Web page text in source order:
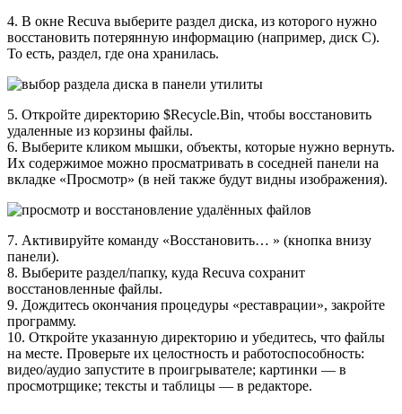
4. В окне Recuva выберите раздел диска, из которого нужно
восстановить потерянную информацию (например, диск С).
То есть, раздел, где она хранилась.
5. Откройте директорию $Recycle.Bin, чтобы восстановить
удаленные из корзины файлы.
6. Выберите кликом мышки, объекты, которые нужно вернуть.
Их содержимое можно просматривать в соседней панели на
вкладке «Просмотр» (в ней также будут видны изображения).
7. Активируйте команду «Восстановить… » (кнопка внизу
панели).
8. Выберите раздел/папку, куда Recuva сохранит
восстановленные файлы.
9. Дождитесь окончания процедуры «реставрации», закройте
программу.
10. Откройте указанную директорию и убедитесь, что файлы
на месте. Проверьте их целостность и работоспособность:
видео/аудио запустите в проигрывателе; картинки — в
просмотрщике; тексты и таблицы — в редакторе.